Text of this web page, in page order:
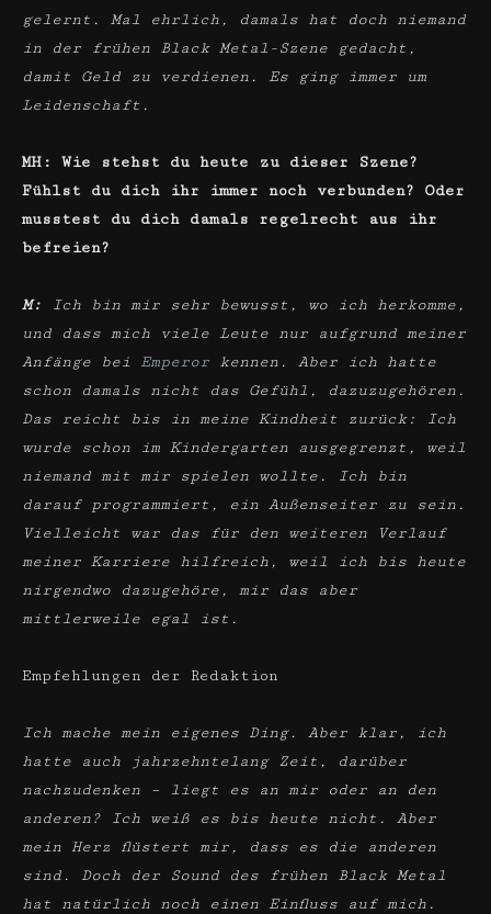
gelernt. Mal ehrlich, damals hat doch niemand
in der frühen Black Metal-Szene gedacht,
damit Geld zu verdienen. Es ging immer um
Leidenschaft.
MH: Wie stehst du heute zu dieser Szene?
Fühlst du dich ihr immer noch verbunden? Oder
musstest du dich damals regelrecht aus ihr
befreien?
M: Ich bin mir sehr bewusst, wo ich herkomme,
und dass mich viele Leute nur aufgrund meiner
Anfänge bei Emperor kennen. Aber ich hatte
schon damals nicht das Gefühl, dazuzugehören.
Das reicht bis in meine Kindheit zurück: Ich
wurde schon im Kindergarten ausgegrenzt, weil
niemand mit mir spielen wollte. Ich bin
darauf programmiert, ein Außenseiter zu sein.
Vielleicht war das für den weiteren Verlauf
meiner Karriere hilfreich, weil ich bis heute
nirgendwo dazugehöre, mir das aber
mittlerweile egal ist.
Empfehlungen der Redaktion
Ich mache mein eigenes Ding. Aber klar, ich
hatte auch jahrzehntelang Zeit, darüber
nachzudenken – liegt es an mir oder an den
anderen? Ich weiß es bis heute nicht. Aber
mein Herz flüstert mir, dass es die anderen
sind. Doch der Sound des frühen Black Metal
hat natürlich noch einen Einfluss auf mich.